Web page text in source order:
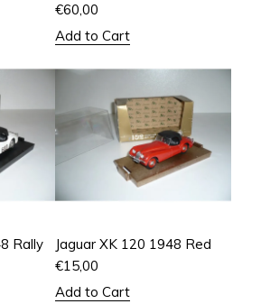
€60,00
Add to Cart
Rally
Jaguar XK 120 1948 Red
€15,00
Add to Cart